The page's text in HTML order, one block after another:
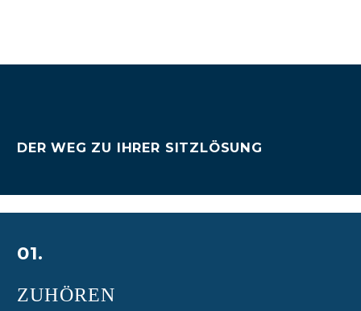
DER WEG ZU IHRER SITZLÖSUNG
01.
ZUHÖREN